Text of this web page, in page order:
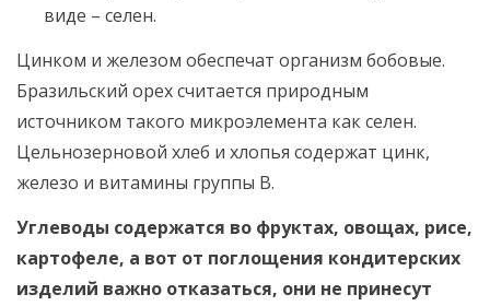
виде – селен.
Цинком и железом обеспечат организм бобовые.
Бразильский орех считается природным
источником такого микроэлемента как селен.
Цельнозерновой хлеб и хлопья содержат цинк,
железо и витамины группы В.
Углеводы содержатся во фруктах, овощах, рисе,
картофеле, а вот от поглощения кондитерских
изделий важно отказаться, они не принесут